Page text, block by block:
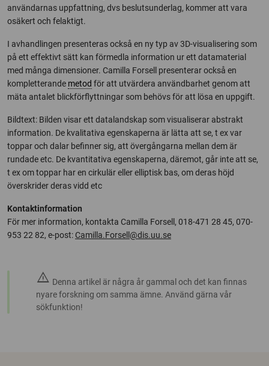
användarnas uppfattning, dvs beslutsunderlag, kommer att vara
osäkert och felaktigt.
I avhandlingen presenteras också en ny typ av 3D-visualisering som
på ett effektivt sätt kan förmedla information ur ett datamaterial
med många dimensioner. Camilla Forsell presenterar också en
kompletterande metod för att utvärdera användbarhet genom att
mäta antalet blickförflyttningar som behövs för att lösa en uppgift.
Bildtext: Bilden visar ett datalandskap som visualiserar abstrakt
information. De kvalitativa egenskaperna är lätta att se, t ex var
toppar och dalar befinner sig, att övergångarna mellan dem är
rundade etc. De kvantitativa egenskaperna, däremot, går inte att se,
t ex om toppar har en cirkulär eller elliptisk bas, om deras höjd
överskrider deras vidd etc
Kontaktinformation
För mer information, kontakta Camilla Forsell, 018-471 28 45, 070-
953 22 82, e-post: Camilla.Forsell@dis.uu.se
warning Denna artikel är några år gammal och det kan finnas
nyare forskning om samma ämne. Använd gärna vår
sökfunktion!